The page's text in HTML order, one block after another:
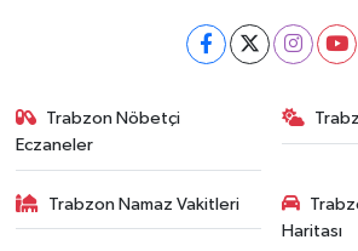
Trabzon Nöbetçi
Eczaneler
Trabzon Namaz Vakitleri
Haritası